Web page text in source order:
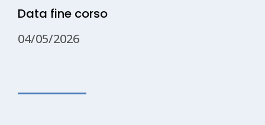
Data fine corso
04/05/2026